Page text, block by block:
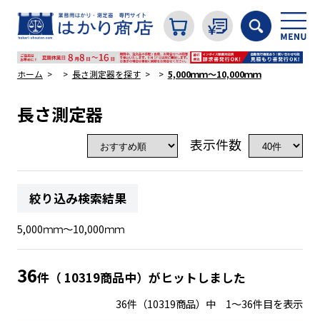
カテゴリから探す
ホーム 長さ測定器を探す 5,000ｍｍ～10,000ｍｍ
長さ測定器
表示件数
絞り込み検索結果
5,000ｍｍ～10,000ｍｍ
36件（ 10319商品中）がヒットしました
36件（10319商品）中 1～36件目を表示